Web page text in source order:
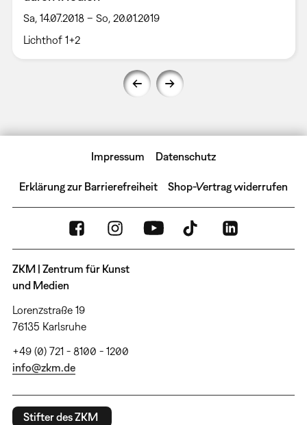
Sa, 14.07.2018 – So, 20.01.2019
Lichthof 1+2
Impressum Datenschutz
Erklärung zur Barrierefreiheit Shop-Vertrag widerrufen
ZKM | Zentrum für Kunst
und Medien
Lorenzstraße 19
76135 Karlsruhe
+49 (0) 721 - 8100 - 1200
info@zkm.de
Stifter des ZKM